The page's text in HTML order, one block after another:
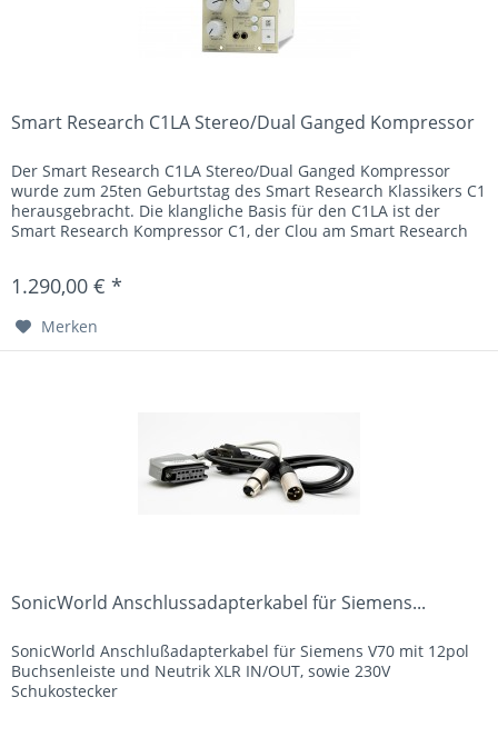
Smart Research C1LA Stereo/Dual Ganged Kompressor
Der Smart Research C1LA Stereo/Dual Ganged Kompressor
wurde zum 25ten Geburtstag des Smart Research Klassikers C1
herausgebracht. Die klangliche Basis für den C1LA ist der
Smart Research Kompressor C1, der Clou am Smart Research
1.290,00 € *
Merken
SonicWorld Anschlussadapterkabel für Siemens...
SonicWorld Anschlußadapterkabel für Siemens V70 mit 12pol
Buchsenleiste und Neutrik XLR IN/OUT, sowie 230V
Schukostecker